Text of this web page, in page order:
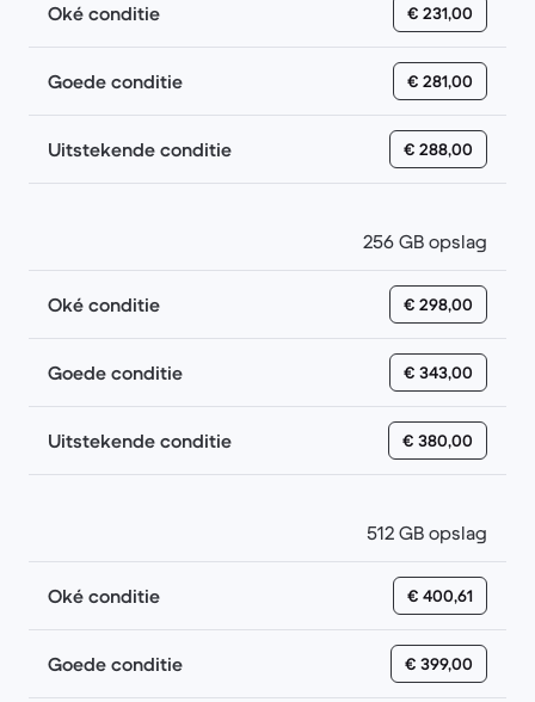
Oké conditie € 231,00
Goede conditie € 281,00
Uitstekende conditie € 288,00
256 GB opslag
Oké conditie € 298,00
Goede conditie € 343,00
Uitstekende conditie € 380,00
512 GB opslag
Oké conditie € 400,61
Goede conditie € 399,00